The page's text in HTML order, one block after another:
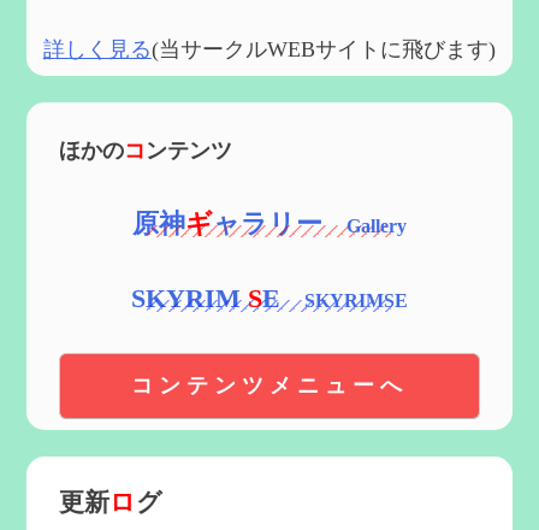
詳しく見る(当サークルWEBサイトに飛びます)
ほかのコ ンテンツ
原神ギャラリー
SKYRIMSE
コンテンツメニューへ
更新ロ グ